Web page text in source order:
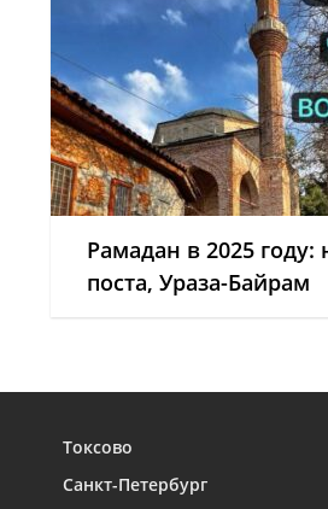
Рамадан в 2025 году:
поста, Ураза-Байрам
Токсово
Санкт-Петербург